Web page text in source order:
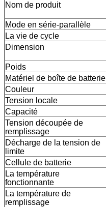
Nom de produit
Mode en série-parallèle
La vie de cycle
Dimension
Poids
Matériel de boîte de batterie
Couleur
Tension locale
Capacité
Tension découpée de
remplissage
Décharge de la tension de
limite
Cellule de batterie
La température
fonctionnante
La température de
remplissage